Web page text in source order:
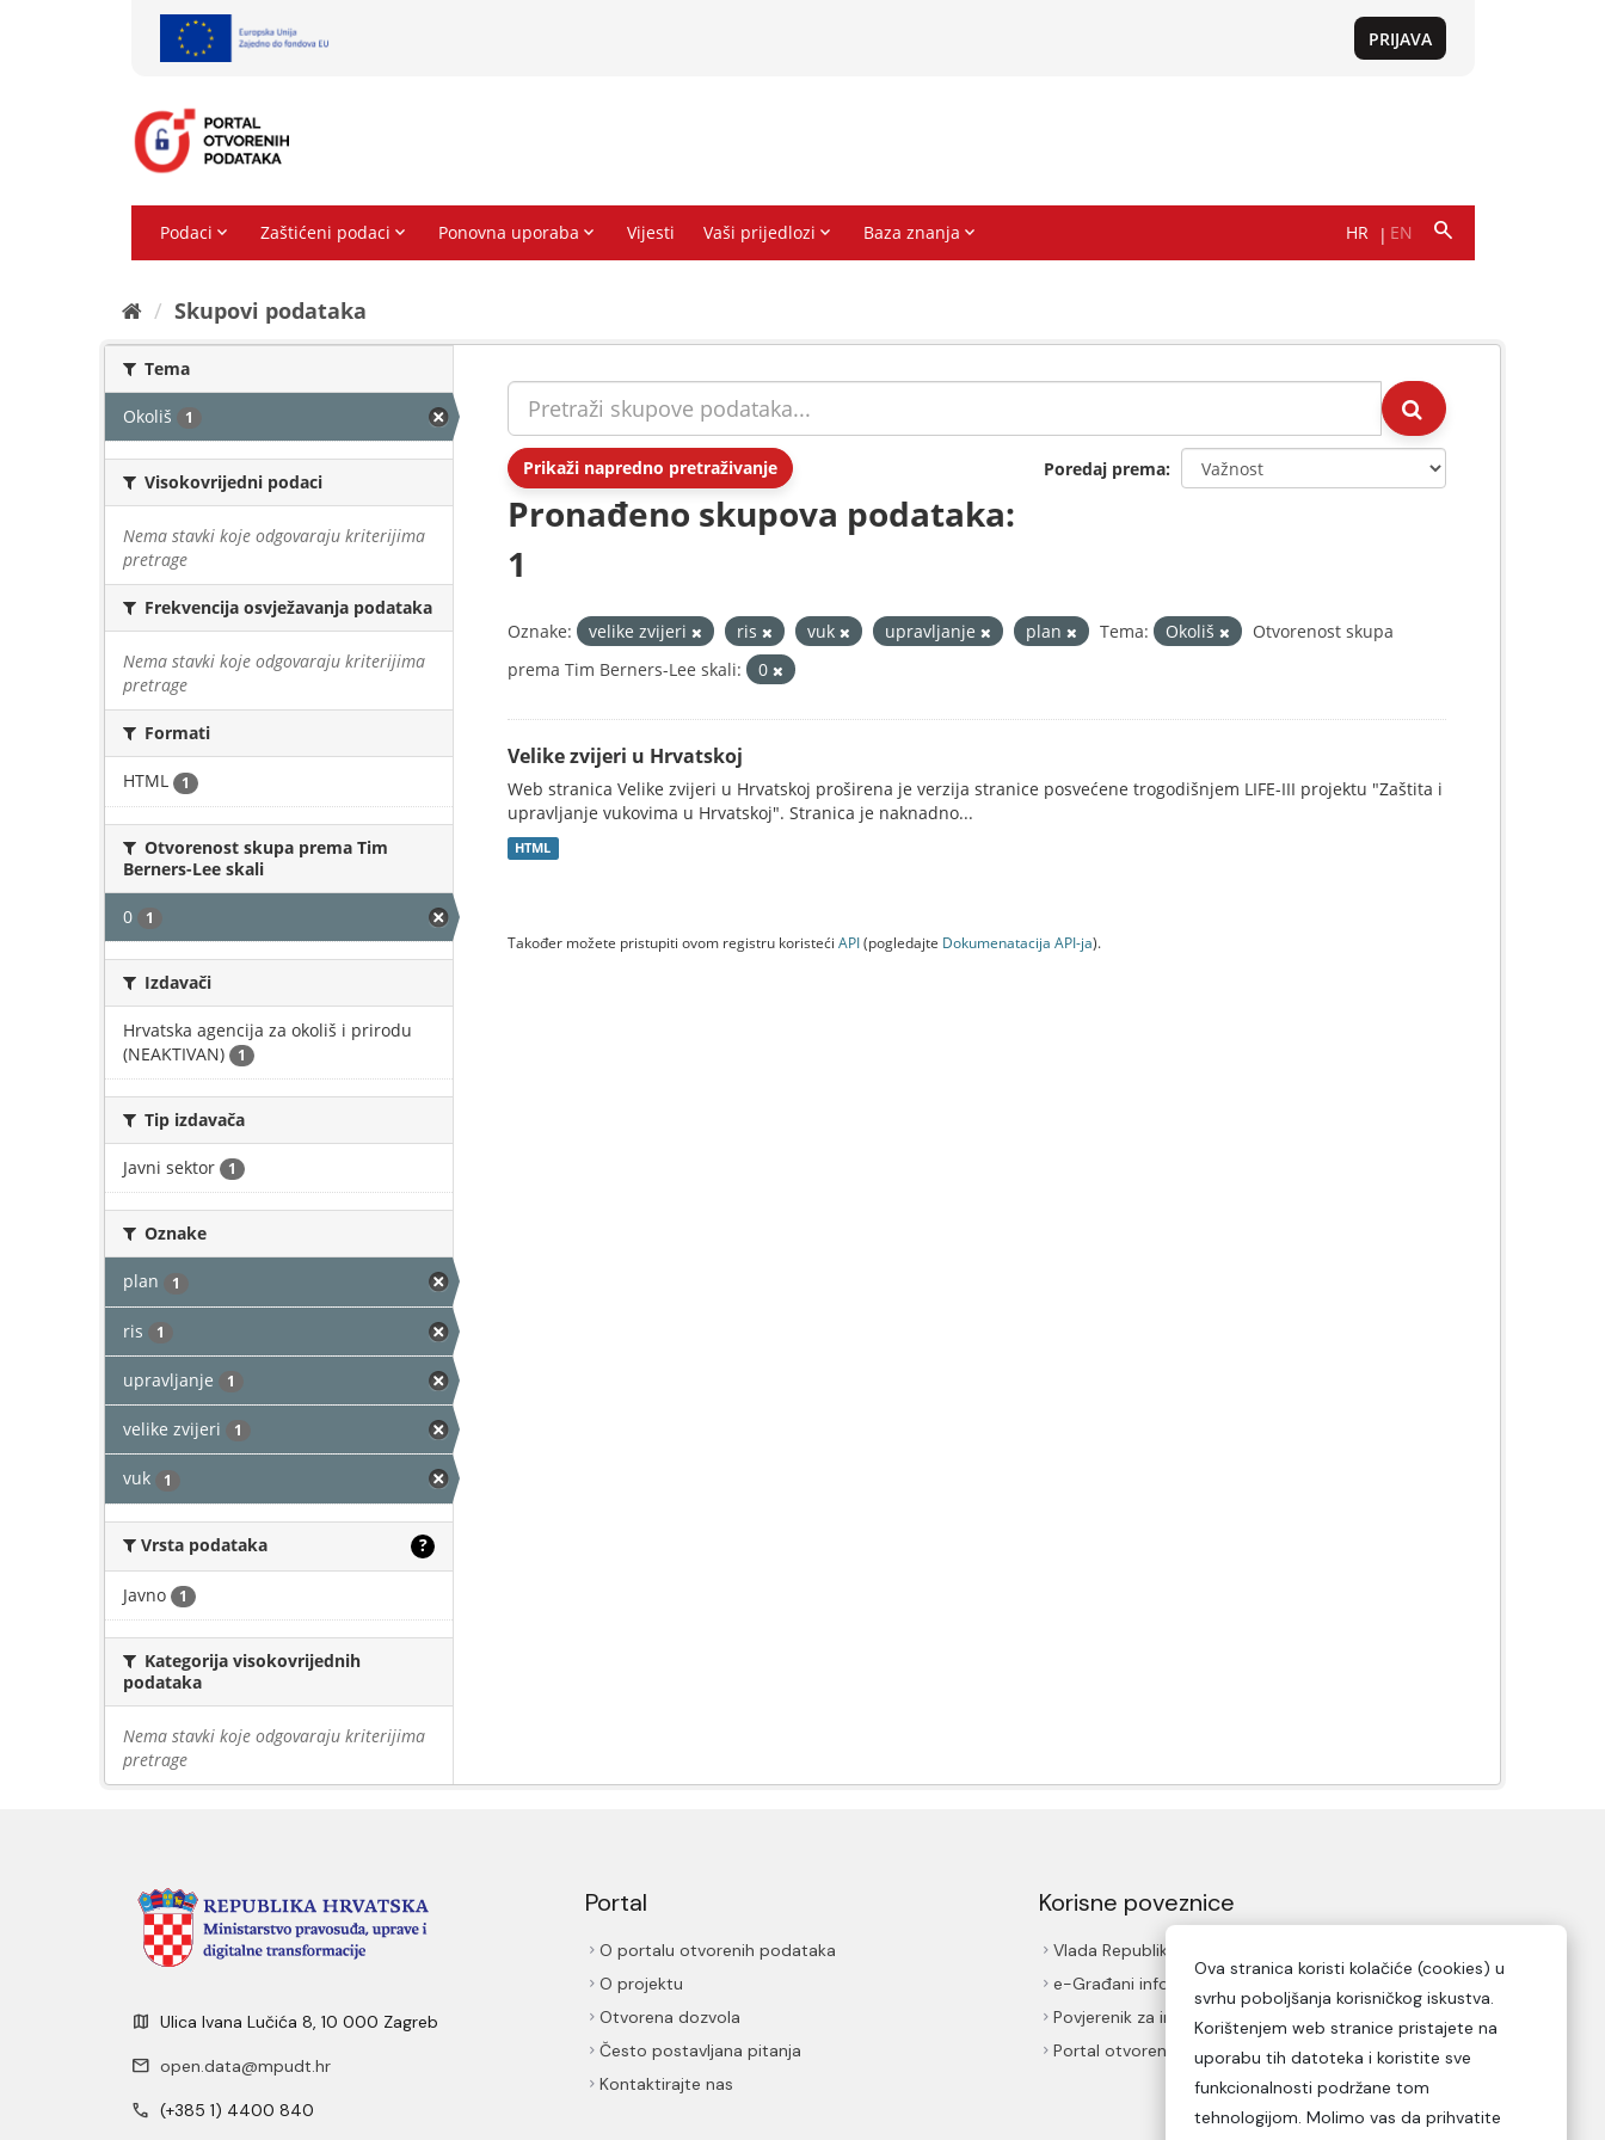
Skupovi podаtаkа
Tema
Okoliš 1
Visokovrijedni podaci
Nema stavki koje odgovaraju kriterijima
pretrage
Frekvencija osvježavanja podataka
Nema stavki koje odgovaraju kriterijima
pretrage
Formati
HTML 1
Otvorenost skupa prema Tim
Berners-Lee skali
0 1
Izdavači
Hrvatska agencija za okoliš i prirodu
(NEAKTIVAN)
1
Tip izdavača
Javni sektor 1
Oznake
plan 1
ris 1
upravljanje 1
velike zvijeri 1
vuk 1
Vrsta podataka ?
Javno 1
Kategorija visokovrijednih
podataka
Nema stavki koje odgovaraju kriterijima
pretrage
Prikaži napredno pretraživanje Poredaj prema
Pronađeno skupova podataka:
1
Oznake: velike zvijeri ris vuk upravljanje plan Tema: Okoliš
Otvorenost skupa
prema Tim Berners-Lee skali:
0
Velike zvijeri u Hrvatskoj
Web stranica Velike zvijeri u Hrvatskoj proširena je verzija stranice posvećene trogodišnjem LIFE-III projektu "Zaštita i
upravljanje vukovima u Hrvatskoj". Stranica je naknadno...
HTML
Također možete pristupiti ovom registru koristeći API(pogledajte Dokumenаtаcijа API-jа).